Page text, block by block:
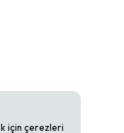
için çerezleri